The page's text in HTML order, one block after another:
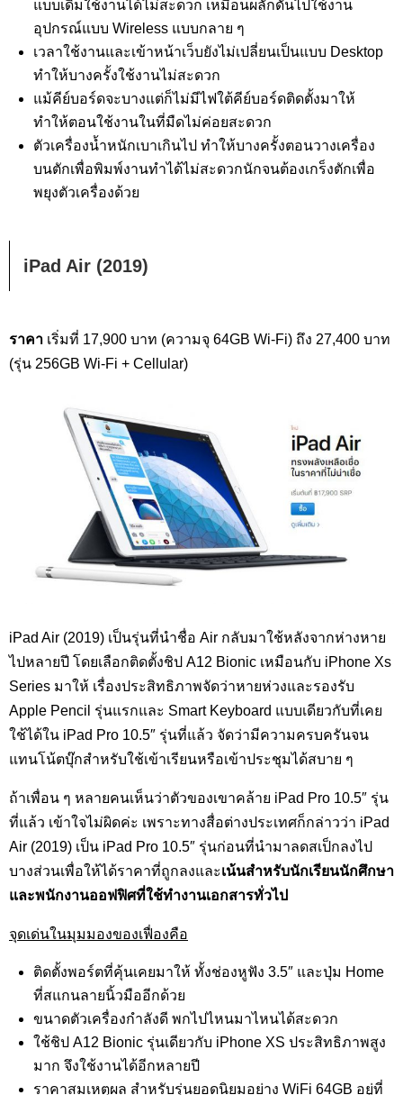
แบบเดิมใช้งานได้ไม่สะดวก เหมือนผลักดันไปใช้งาน
อุปกรณ์แบบ Wireless แบบกลาย ๆ
เวลาใช้งานและเข้าหน้าเว็บยังไม่เปลี่ยนเป็นแบบ Desktop
ทำให้บางครั้งใช้งานไม่สะดวก
แม้คีย์บอร์ดจะบางแต่ก็ไม่มีไฟใต้คีย์บอร์ดติดตั้งมาให้
ทำให้ตอนใช้งานในที่มืดไม่ค่อยสะดวก
ตัวเครื่องน้ำหนักเบาเกินไป ทำให้บางครั้งตอนวางเครื่อง
บนตักเพื่อพิมพ์งานทำได้ไม่สะดวกนักจนต้องเกร็งตักเพื่อ
พยุงตัวเครื่องด้วย
iPad Air (2019)
ราคา เริ่มที่ 17,900 บาท (ความจุ 64GB Wi-Fi) ถึง 27,400 บาท
(รุ่น 256GB Wi-Fi + Cellular)
iPad Air (2019) เป็นรุ่นที่นำชื่อ Air กลับมาใช้หลังจากห่างหาย
ไปหลายปี โดยเลือกติดตั้งชิป A12 Bionic เหมือนกับ iPhone Xs
Series มาให้ เรื่องประสิทธิภาพจัดว่าหายห่วงและรองรับ
Apple Pencil รุ่นแรกและ Smart Keyboard แบบเดียวกับที่เคย
ใช้ได้ใน iPad Pro 10.5″ รุ่นที่แล้ว จัดว่ามีความครบครันจน
แทนโน้ตบุ๊กสำหรับใช้เข้าเรียนหรือเข้าประชุมได้สบาย ๆ
ถ้าเพื่อน ๆ หลายคนเห็นว่าตัวของเขาคล้าย iPad Pro 10.5″ รุ่น
ที่แล้ว เข้าใจไม่ผิดค่ะ เพราะทางสื่อต่างประเทศก็กล่าวว่า iPad
Air (2019) เป็น iPad Pro 10.5″ รุ่นก่อนที่นำมาลดสเป็กลงไป
บางส่วนเพื่อให้ได้ราคาที่ถูกลงและเน้นสำหรับนักเรียนนักศึกษา
และพนักงานออฟฟิศที่ใช้ทำงานเอกสารทั่วไป
จุดเด่นในมุมมองของเฟื่องคือ
ติดตั้งพอร์ตที่คุ้นเคยมาให้ ทั้งช่องหูฟัง 3.5″ และปุ่ม Home
ที่สแกนลายนิ้วมืออีกด้วย
ขนาดตัวเครื่องกำลังดี พกไปไหนมาไหนได้สะดวก
ใช้ชิป A12 Bionic รุ่นเดียวกับ iPhone XS ประสิทธิภาพสูง
มาก จึงใช้งานได้อีกหลายปี
ราคาสมเหตุผล สำหรับรุ่นยอดนิยมอย่าง WiFi 64GB อยู่ที่